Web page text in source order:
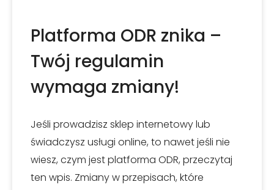
Platforma ODR znika –
Twój regulamin
wymaga zmiany!
Jeśli prowadzisz sklep internetowy lub
świadczysz usługi online, to nawet jeśli nie
wiesz, czym jest platforma ODR, przeczytaj
ten wpis. Zmiany w przepisach, które